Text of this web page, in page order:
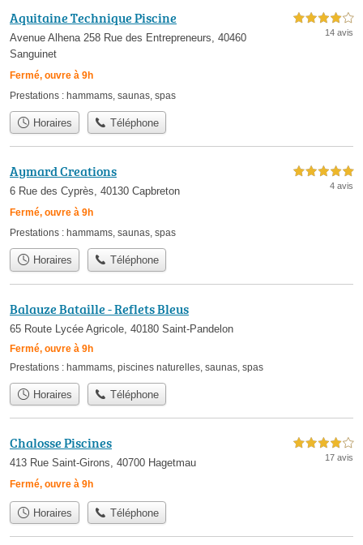
Aquitaine Technique Piscine
Avenue Alhena 258 Rue des Entrepreneurs, 40460
Sanguinet
Fermé, ouvre à 9h
4,0 étoiles sur 5
14 avis
Prestations : hammams saunas spas
Horaires Téléphone
Aymard Creations
6 Rue des Cyprès, 40130 Capbreton
Fermé, ouvre à 9h
5,0 étoiles sur 5
4 avis
Prestations : hammams, saunas, spas
Horaires Téléphone
Balauze Bataille - Reflets Bleus
65 Route Lycée Agricole, 40180 Saint-Pandelon
Fermé, ouvre à 9h
Prestations : hammams piscines naturelles saunas spas
Horaires Téléphone
Chalosse Piscines
413 Rue Saint-Girons, 40700 Hagetmau
Fermé, ouvre à 9h
4,0 étoiles sur 5
17 avis
Horaires Téléphone